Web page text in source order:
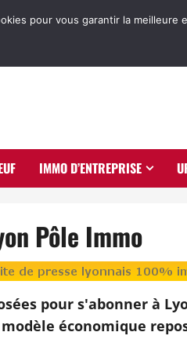
IMMO D’ENTREPRISE
Pôle Immo
pour s'abonner à
économique
pour vous garantir la